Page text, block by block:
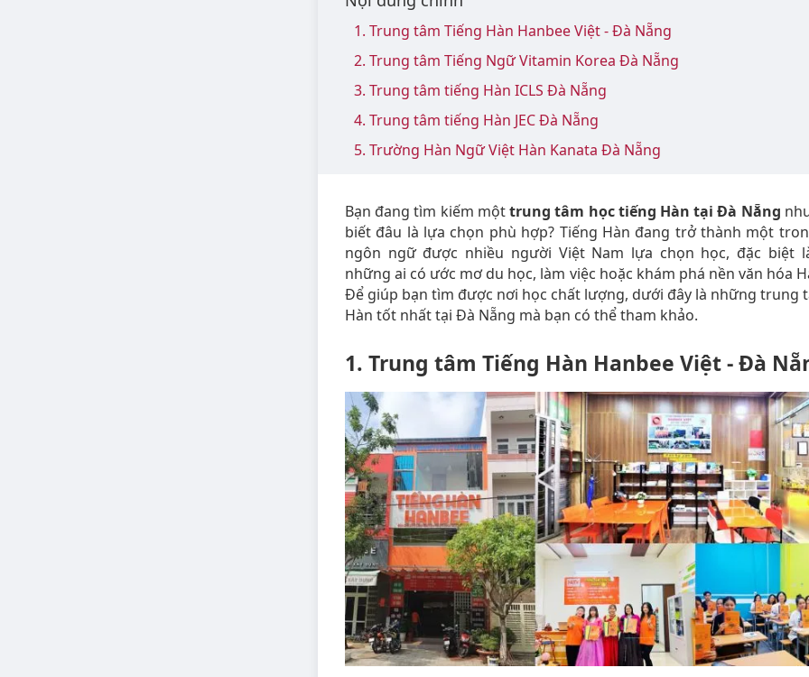
1. Trung tâm Tiếng Hàn Hanbee Việt - Đà Nẵng
2. Trung tâm Tiếng Ngữ Vitamin Korea Đà Nẵng
3. Trung tâm tiếng Hàn ICLS Đà Nẵng
4. Trung tâm tiếng Hàn JEC Đà Nẵng
5. Trường Hàn Ngữ Việt Hàn Kanata Đà Nẵng
Bạn đang tìm kiếm mộttrung tâm học tiếng Hàn tại Đà Nẵng
biết đâu là lựa chọn phù hợp? Tiếng Hàn đang trở thành một
ngôn ngữ được nhiều người Việt Nam lựa chọn học, đặc biệt
những ai có ước mơ du học, làm việc hoặc khám phá nền văn hóa
Để giúp bạn tìm được nơi học chất lượng, dưới đây là những trung
Hàn tốt nhất tại Đà Nẵng mà bạn có thể tham khảo.
1. Trung tâm Tiếng Hàn Hanbee Việt - Đà